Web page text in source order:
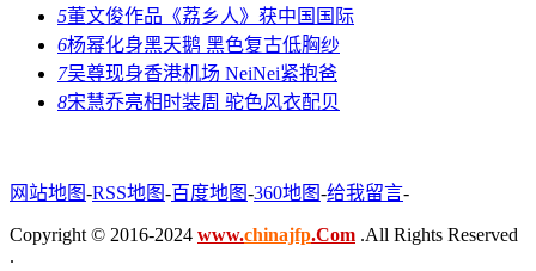
5董文俊作品《荔乡人》获中国国际
6杨幂化身黑天鹅 黑色复古低胸纱
7吴尊现身香港机场 NeiNei紧抱爸
8宋慧乔亮相时装周 驼色风衣配贝
网站地图-RSS地图-百度地图-360地图-给我留言-
Copyright © 2016-2024 www.chinajfp.Com .All Rights Reserved
.